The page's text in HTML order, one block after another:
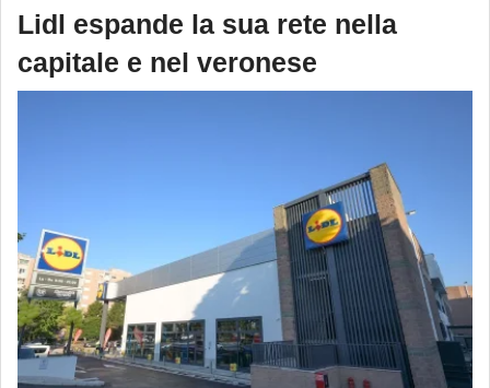
Lidl espande la sua rete nella
capitale e nel veronese